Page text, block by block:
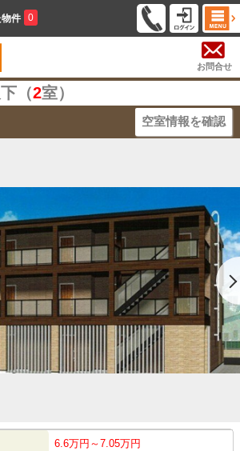
件 0
お問合せ
（2室）
空室情報を確認
6.6万円～7.05万円